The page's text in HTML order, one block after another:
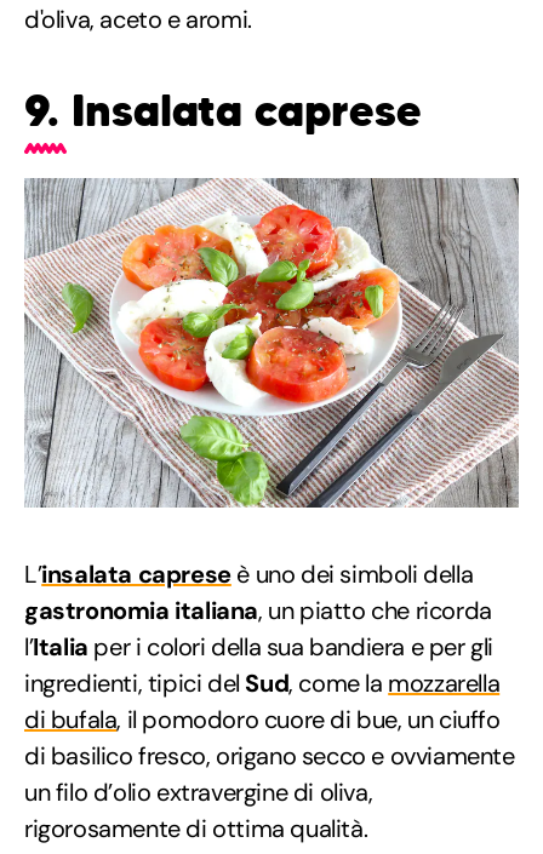
d'oliva, aceto e aromi.
9. Insalata caprese
L’insalata capreseè uno dei simboli della
gastronomia italiana, un piatto che ricorda
l’Italia per i colori della sua bandiera e per gli
ingredienti, tipici del Sud, come la mozzarella
di bufala, il pomodoro cuore di bue, un ciuffo
di basilico fresco, origano secco e ovviamente
un filo d’olio extravergine di oliva,
rigorosamente di ottima qualità.